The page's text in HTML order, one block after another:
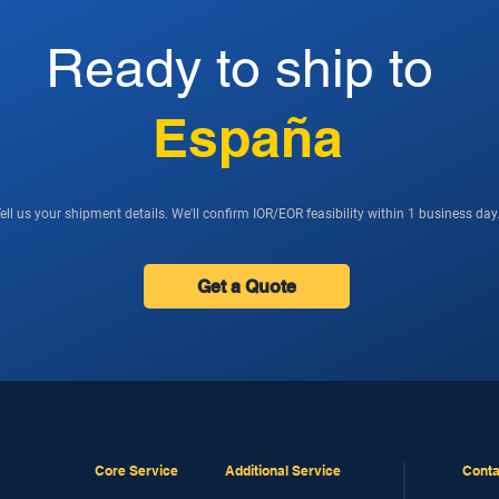
Ready to ship to
España
us your shipment details. We'll confirm IOR/EOR feasibility within 1 business day.
Get a Quote
Core Service Additional Service